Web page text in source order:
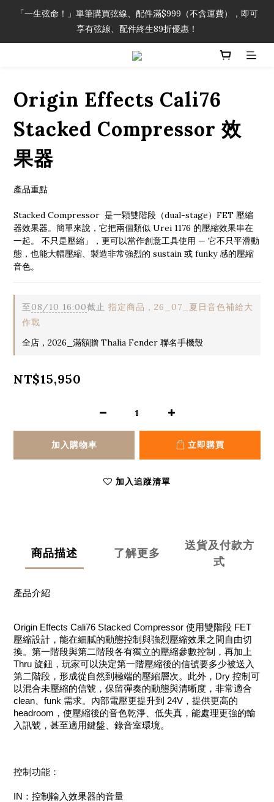
「一生弦命！」單筆購買弦線、配件滿$999（不含運費），即可
享有弦線、配件終生89折優惠！
「一生弦命！」單筆購買弦線、配件滿$999（不含運費），即可
享有弦線、配件終生89折優惠！
加入會員即領2000元購物金。 加入購物車查看更多折扣！
「一生弦命！」單筆購買弦線、配件滿$999（不含運費），即可
Origin Effects Cali76
Stacked Compressor 效
果器
產品重點
Stacked Compressor  是一顆雙階段（dual-stage）FET 壓縮
器效果器。簡單來說，它把兩個類似 Urei 1176 的壓縮效果串在
一起。 不只是壓縮」，更可以當作創意工具使用 — 它不只平滑動
態，也能大幅壓縮、製造非常強烈的 sustain 或 funky 感的壓縮
音色。
至08/10 16:00截止 指定商品，26_07_夏日音色補給大
作戰
全店，2026_滿額贈 Thalia Fender 聯名手機殼
NT$15,950
加入購物車 立即購買
加入追蹤清單
商品描述 了解更多
送貨及付款方
式
產品介紹
Origin Effects Cali76 Stacked Compressor 使用雙階段 FET
壓縮設計，能在細膩的動態控制與強烈壓縮效果之間自由切
換。第一階段與第二階段各有獨立的壓縮參數控制，再加上
Thru 旋鈕，玩家可以決定第一階壓縮後的信號要多少被送入
第二階段，形成從自然到極端的壓縮層次。此外，Dry 控制可
以混合未壓縮的信號，保留彈奏的動態與清晰度，非常適合
clean、funk 需求。內部電壓更提升到 24V，提供更高的
headroom，使壓縮後的音色乾淨、低失真，能處理更強的輸
入訊號，甚至適用鍵盤、錄音室環境。
控制功能：
IN：控制輸入效果器的音量